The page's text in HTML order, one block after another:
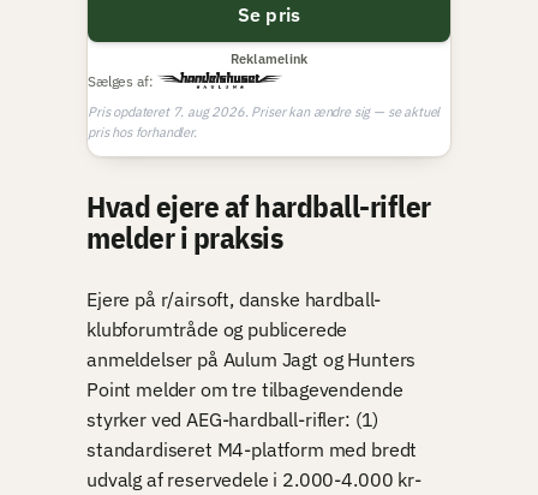
Se pris
Reklamelink
Sælges af:
Pris opdateret 7. aug 2026. Priser kan ændre sig — se aktuel
pris hos forhandler.
Hvad ejere af hardball-rifler
melder i praksis
Ejere på r/airsoft, danske hardball-
klubforumtråde og publicerede
anmeldelser på Aulum Jagt og Hunters
Point melder om tre tilbagevendende
styrker ved AEG-hardball-rifler: (1)
standardiseret M4-platform med bredt
udvalg af reservedele i 2.000-4.000 kr-